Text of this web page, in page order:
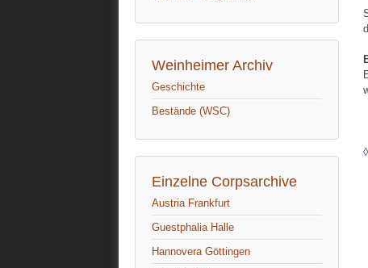
Weinheimer Archiv
Geschichte
Bestände (WSC)
Einzelne Corpsarchive
Austria Frankfurt
Guestphalia Halle
Hannovera Göttingen
◊